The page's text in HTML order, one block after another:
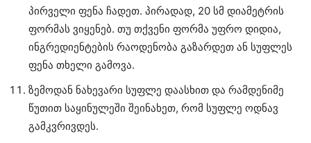
პირველი ფენა ჩადეთ. პირადად, 20 სმ დიამეტრის
ფორმას ვიყენებ. თუ თქვენი ფორმა უფრო დიდია,
ინგრედიენტების რაოდენობა გაზარდეთ ან სუფლეს
ფენა თხელი გამოვა.
ზემოდან ნახევარი სუფლე დაასხით და რამდენიმე
წუთით საყინულეში შეინახეთ, რომ სუფლე ოდნავ
გამკვრივდეს.